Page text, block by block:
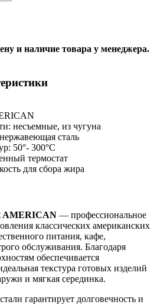
и наличие товара у менеджера.
несъемные, из чугуна
сталь
50°- 300°C
термостат
для сбора жира
AMERICAN — профессиональное
классических американских
питания, кафе,
обслуживания. Благодаря
обеспечивается
текстура готовых изделий
и мягкая серединка.
гарантирует долговечность и